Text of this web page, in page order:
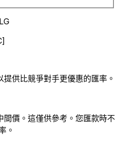
提供比競爭對手更優惠的匯率。
間價。這僅供參考。您匯款時不
。